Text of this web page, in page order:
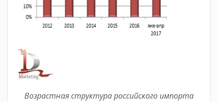
Возрастная структура российского импорта